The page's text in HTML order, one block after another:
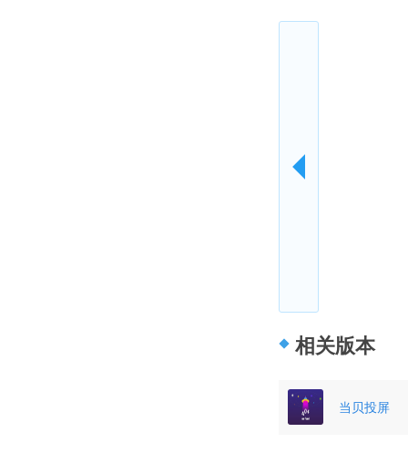
相关版本
当贝投屏